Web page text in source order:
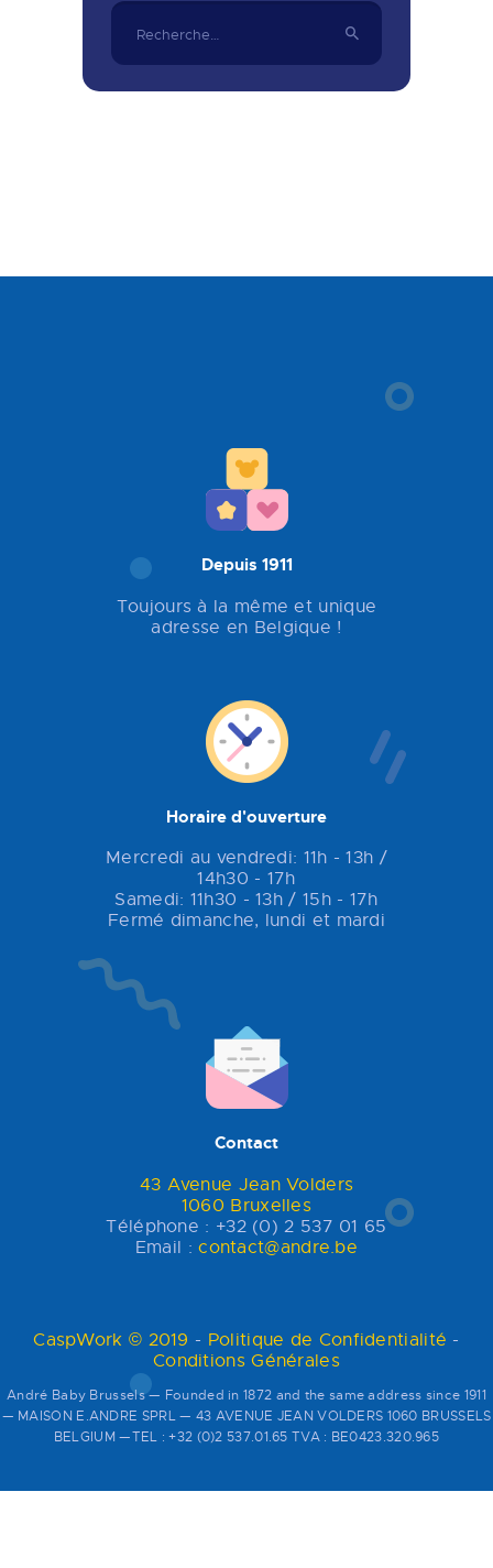
Rechercher :
Depuis 1911
Toujours à la même et unique
adresse en Belgique !
Horaire d'ouverture
Mercredi au vendredi: 11h - 13h /
14h30 - 17h
Samedi: 11h30 - 13h / 15h - 17h
Fermé dimanche, lundi et mardi
Contact
43 Avenue Jean Volders
1060 Bruxelles
Téléphone : +32 (0) 2 537 01 65
Email :contact@andre.be
CaspWork © 2019 - Politique de Confidentialité -
Conditions Générales
André Baby Brussels — Founded in 1872 and the same address since 1911
— MAISON E.ANDRE SPRL — 43 AVENUE JEAN VOLDERS 1060 BRUSSELS
BELGIUM —TEL : +32 (0)2 537.01.65 TVA : BE0423.320.965